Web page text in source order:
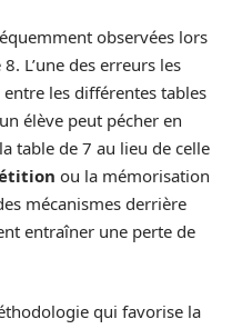
observées lors
L’une des erreurs les
entre les différentes tables
élève peut pécher en
table de 7 au lieu de celle
ou la mémorisation
mécanismes derrière
entraîner une perte de
qui favorise la